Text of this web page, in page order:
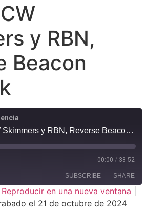
y RBN,
Beacon
EP86 - CW Skimmers y RBN, Reverse Beacon Network
00:00 / 38:52
SUBSCRIBE SHARE
Reproducir en una nueva ventana
el 21 de octubre de 2024